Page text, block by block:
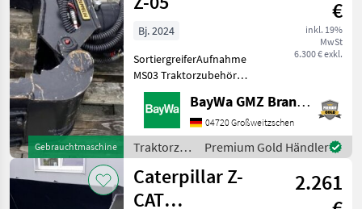
Gebrauchtmaschine
€
inkl. 19%
MwSt
6.300 € exkl.
Bj. 2024
SortiergreiferAufnahme
MS03 Traktorzubehör
Sonstiges Traktorzubehör
BayWa GMZ Brandenburg /Sachsen
04720 Großweitzschen
Traktorzubehör
/
Caterpillar
Premium Gold Händler
Caterpillar Z-
CAT
2.261